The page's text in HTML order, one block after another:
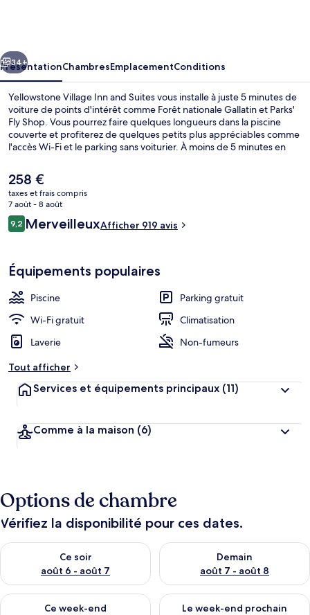
Suites
Suivant
34+
PrésentationChambresEmplacementConditions
Yellowstone Village Inn and Suites vous installe à juste 5 minutes de
voiture de points d'intérêt comme Forêt nationale Gallatin et Parks'
Fly Shop. Vous pourrez faire quelques longueurs dans la piscine
couverte et profiterez de quelques petits plus appréciables comme
l'accès Wi-Fi et le parking sans voiturier. À moins de 5 minutes en
Parc national de Yellowstone. Le personnel attentionné et
l'emplacement remportent un franc succès auprès des autres
voyageurs.
Le
prix
actuel
est
de
258 €
taxes et frais compris
7 août - 8 août
Avis
voyageurs
9,29,2 sur 10
MerveilleuxAfficher 919 avis
Équipements populaires
Piscine
Parking gratuit
Wi-Fi gratuit
Climatisation
Laverie
Non-fumeurs
Tout afficher
Services et équipements principaux (11)
Comme à la maison (6)
Options de chambre
Vérifiez la disponibilité pour ces dates.
Ce soir
août 6 - août 7
Vérifier la disponibilité pour ce soir août 6 - août 7
Demain
août 7 - août 8
Vérifier la disponibilité pour
Ce week-end
Vérifier la disponibilité pour ce week-end août 7 - août 9
Le week-end prochain
Vérifier la disponibilité pour